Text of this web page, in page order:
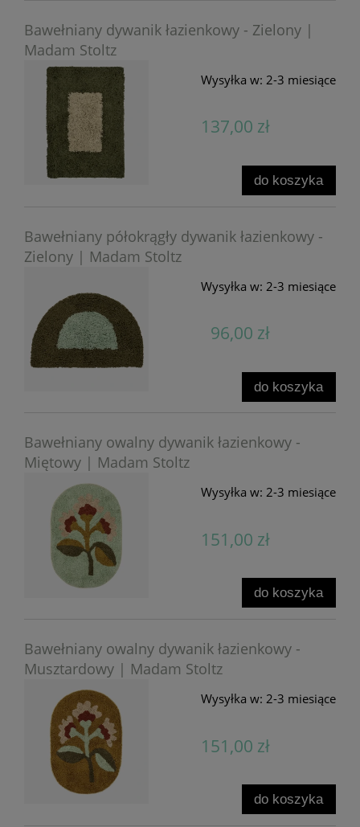
Bawełniany dywanik łazienkowy - Zielony |
Madam Stoltz
Wysyłka w: 2-3 miesiące
137,00 zł
do koszyka
Bawełniany półokrągły dywanik łazienkowy -
Zielony | Madam Stoltz
Wysyłka w: 2-3 miesiące
96,00 zł
do koszyka
Bawełniany owalny dywanik łazienkowy -
Miętowy | Madam Stoltz
Wysyłka w: 2-3 miesiące
151,00 zł
do koszyka
Bawełniany owalny dywanik łazienkowy -
Musztardowy | Madam Stoltz
Wysyłka w: 2-3 miesiące
151,00 zł
do koszyka